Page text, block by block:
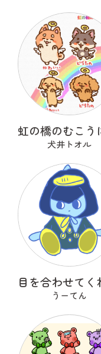
犬井トオル
うーてん